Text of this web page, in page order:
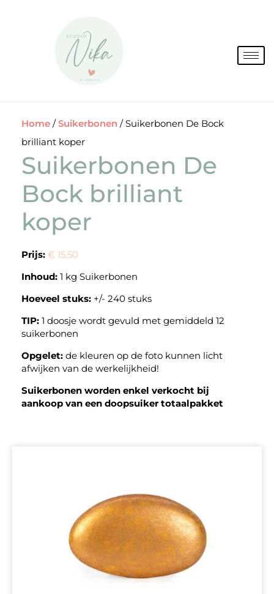
Home /Suikerbonen / Suikerbonen De Bock
brilliant koper
Suikerbonen De
Bock brilliant
koper
Prijs: € 15,50
Inhoud: 1 kg Suikerbonen
Hoeveel stuks: +/- 240 stuks
TIP: 1 doosje wordt gevuld met gemiddeld 12
suikerbonen
Opgelet: de kleuren op de foto kunnen licht
afwijken van de werkelijkheid!
Suikerbonen worden enkel verkocht bij
aankoop van een doopsuiker totaalpakket